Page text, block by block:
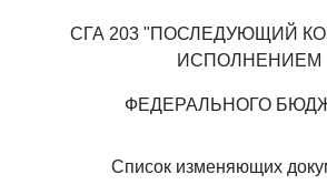
СГА 203 "ПОСЛЕДУЮЩИЙ
ИСПОЛНЕНИЕМ
ФЕДЕРАЛЬНОГО
Список изменяющих